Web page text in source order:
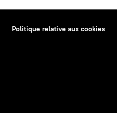
Politique relative aux cookies